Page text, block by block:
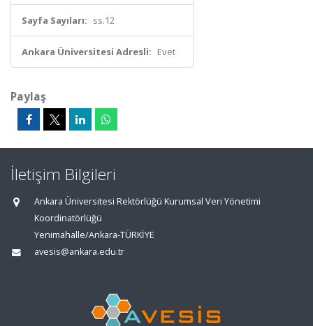
Sayfa Sayıları: ss.12
Ankara Üniversitesi Adresli: Evet
Paylaş
İletişim Bilgileri
Ankara Üniversitesi Rektörlüğü Kurumsal Veri Yönetimi
Koordinatörlüğü
Yenimahalle/Ankara-TÜRKİYE
avesis@ankara.edu.tr